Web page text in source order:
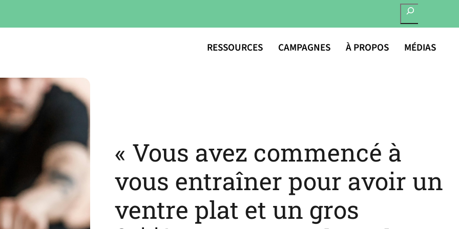
RECHERCHER
RESSOURCES CAMPAGNES À PROPOS MÉDIAS
« Vous avez commencé à
vous entraîner pour avoir un
ventre plat et un gros